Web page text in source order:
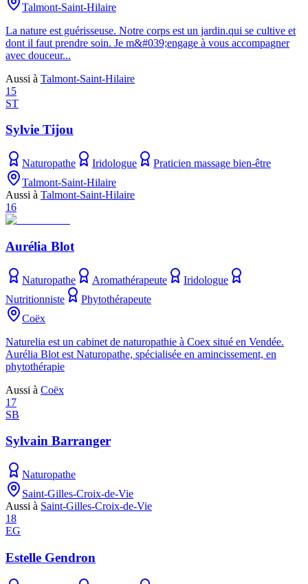
Talmont-Saint-Hilaire
La nature est guérisseuse. Notre corps est un jardin.qui se cultive et
dont il faut prendre soin. Je m&#039;engage à vous accompagner
avec douceur...
Aussi à Talmont-Saint-Hilaire
15
ST
Sylvie Tijou
Naturopathe Iridologue
Praticien massage bien-être
Talmont-Saint-Hilaire
Aussi à Talmont-Saint-Hilaire
16
Aurélia Blot
Naturopathe Aromathérapeute
Iridologue
Nutritionniste
Phytothérapeute
Coëx
Naturelia est un cabinet de naturopathie à Coex situé en Vendée.
Aurélia Blot est Naturopathe, spécialisée en amincissement, en
phytothérapie
Aussi à Coëx
17
SB
Sylvain Barranger
Naturopathe
Saint-Gilles-Croix-de-Vie
Aussi à Saint-Gilles-Croix-de-Vie
18
EG
Estelle Gendron